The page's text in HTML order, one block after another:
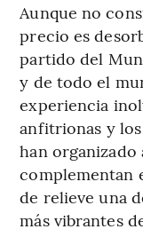
Aunque no
precio es
partido del
y de todo el
experiencia
anfitrionas y
han
complementan
de relieve una
más vibrantes